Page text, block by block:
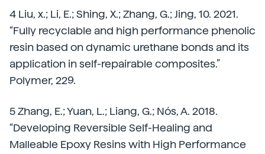
4 Liu, x.; Li, E.; Shing, X.; Zhang, G.; Jing, 10. 2021.
“Fully recyclable and high performance phenolic
resin based on dynamic urethane bonds and its
application in self-repairable composites.”
Polymer, 229.
5 Zhang, E.; Yuan, L.; Liang, G.; Nós, A. 2018.
“Developing Reversible Self-Healing and
Malleable Epoxy Resins with High Performance